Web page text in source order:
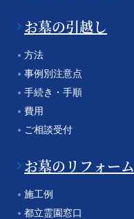
お墓の引越し
方法
事例別注意点
手続き・手順
費用
ご相談受付
お墓のリフォーム
施工例
都立霊園窓口